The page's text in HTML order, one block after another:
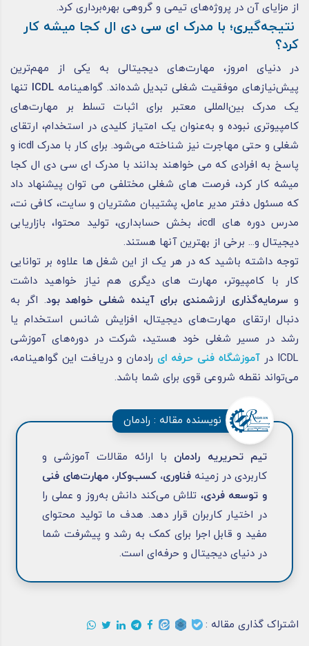
از مزایای آن در پروژه‌های تیمی و گروهی بهره‌برداری کرد.
نتیجه‌گیری؛ با مدرک ای سی دی ال کجا میشه کار
کرد؟
در دنیای امروز، مهارت‌های دیجیتالی به یکی از مهم‌ترین
پیش‌نیازهای موفقیت شغلی تبدیل شده‌اند. گواهینامهICDL تنها
یک مدرک بین‌المللی معتبر برای اثبات تسلط بر مهارت‌های
کامپیوتری نبوده و به‌عنوان یک امتیاز کلیدی در استخدام، ارتقای
شغلی و حتی مهاجرت نیز شناخته می‌شود.
برای کار با مدرک icdl و
پاسخ به افرادی که می خواهند بدانند با مدرک ای سی دی ال کجا
میشه کار کرد، فرصت های شغلی مختلفی می توان پیشنهاد داد
که مسئول دفتر مدیر عامل، پشتیبان مشتریان و سایت، کافی نت،
مدرس دوره های icdl، بخش حسابداری، تولید محتوا، بازاریابی
دیجیتال و... برخی از بهترین آنها هستند.
توجه داشته باشید که در هر یک از این شغل ها علاوه بر توانایی
کار با کامپیوتر، مهارت های دیگری هم نیاز خواهید داشت
وسرمایه‌گذاری ارزشمندی برای آینده شغلی خواهد بود. اگر به
دنبال ارتقای مهارت‌های دیجیتال، افزایش شانس استخدام یا
رشد در مسیر شغلی خود هستید، شرکت در دوره‌های آموزشی
ICDL در
آموزشگاه فنی حرفه ای رادمان و دریافت این گواهینامه،
می‌تواند نقطه شروعی قوی برای شما باشد.
تیم تحریریه رادمان با ارائه مقالات آموزشی و
کاربردی در زمینه فناوری، کسب‌وکار، مهارت‌های فنی
و توسعه فردی، تلاش می‌کند دانش به‌روز و عملی را
در اختیار کاربران قرار دهد. هدف ما تولید محتوای
مفید و قابل اجرا برای کمک به رشد و پیشرفت شما
در دنیای دیجیتال و حرفه‌ای است.
نویسنده مقاله : رادمان
اشتراک گذاری مقاله :